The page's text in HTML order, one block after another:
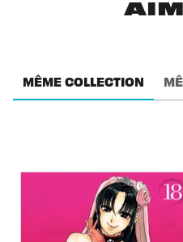
MÊME COLLECTION